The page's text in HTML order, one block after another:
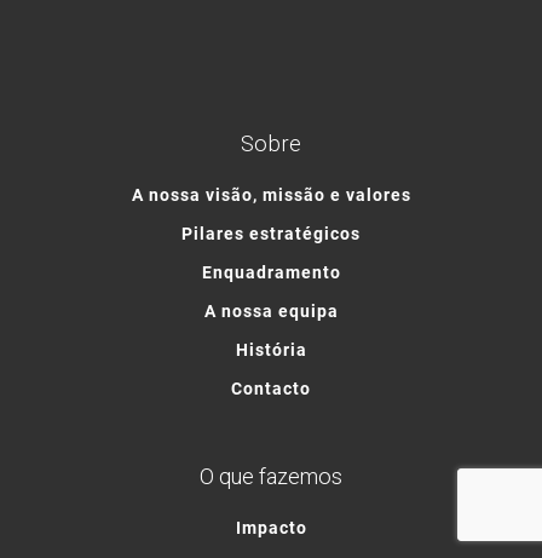
Sobre
A nossa visão, missão e valores
Pilares estratégicos
Enquadramento
A nossa equipa
História
Contacto
O que fazemos
Impacto